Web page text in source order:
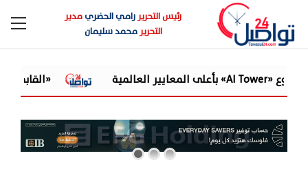
رئيس التحريررامي الحضريمدير
التحريرمحمد سليمان
«القابضة للمياه» تعتمد الموازنة التقديرية لـ9 شركات تابعة للعام المالي 2026/2027